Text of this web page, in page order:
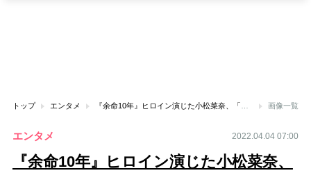
トップ エンタメ 画像一覧
エンタメ 2022.04.04 07:00
『余命10年』ヒロイン演じた小松菜奈、